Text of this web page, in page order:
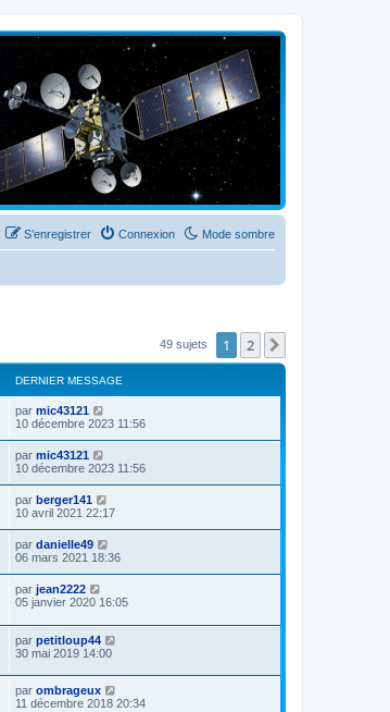
Mode sombre
Connexion
S’enregistrer
49 sujets 1 2
DERNIER MESSAGE
par mic43121
10 décembre 2023 11:56
par mic43121
10 décembre 2023 11:56
par berger141
10 avril 2021 22:17
par danielle49
06 mars 2021 18:36
par jean2222
05 janvier 2020 16:05
par petitloup44
30 mai 2019 14:00
par ombrageux
11 décembre 2018 20:34